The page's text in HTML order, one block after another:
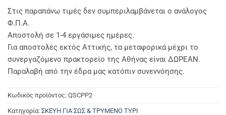
Στις παραπάνω τιμές δεν συμπεριλαμβάνεται ο ανάλογος
Φ.Π.Α.
Αποστολή σε 1-4 εργάσιμες ημέρες.
Για αποστολές εκτός Αττικής, τα μεταφορικά μέχρι το
συνεργαζόμενο πρακτορείο της Αθήνας είναι ΔΩΡΕΑΝ.
Παραλαβή από την έδρα μας κατόπιν συνεννόησης.
Κωδικός προϊόντος: QSCPP2
Κατηγορία: ΣΚΕΥΗ ΓΙΑ ΣΩΣ & ΤΡΥΜΕΝΟ ΤΥΡΙ